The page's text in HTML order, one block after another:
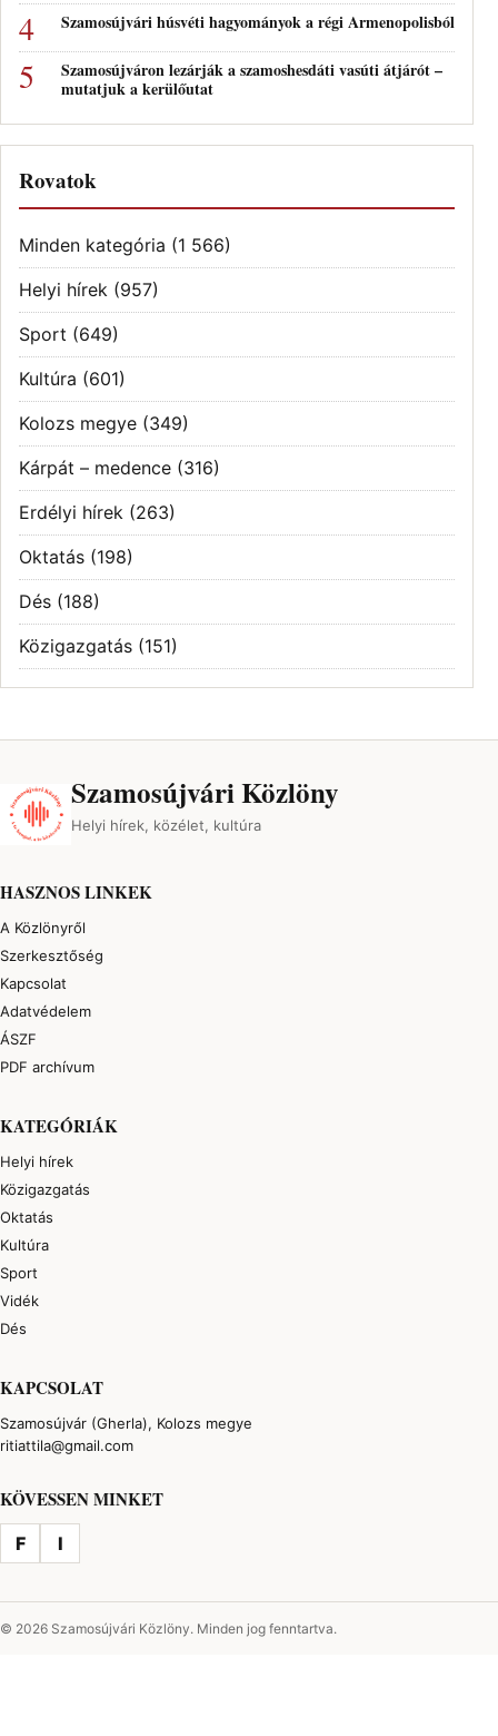
Szamosújvári húsvéti hagyományok a régi Armenopolisból
Szamosújváron lezárják a szamoshesdáti vasúti átjárót –
mutatjuk a kerülőutat
Rovatok
Minden kategória (1 566)
Helyi hírek (957)
Sport (649)
Kultúra (601)
Kolozs megye (349)
Kárpát – medence (316)
Erdélyi hírek (263)
Oktatás (198)
Dés (188)
Közigazgatás (151)
Szamosújvári Közlöny
Helyi hírek, közélet, kultúra
HASZNOS LINKEK
A Közlönyről
Szerkesztőség
Kapcsolat
Adatvédelem
ÁSZF
PDF archívum
KATEGÓRIÁK
Helyi hírek
Közigazgatás
Oktatás
Kultúra
Sport
Vidék
Dés
KAPCSOLAT
Szamosújvár (Gherla), Kolozs megye
ritiattila@gmail.com
KÖVESSEN MINKET
F I
© 2026 Szamosújvári Közlöny. Minden jog fenntartva.